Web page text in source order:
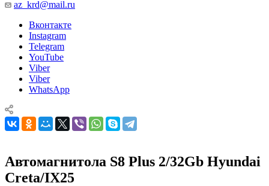
az_krd@mail.ru
Вконтакте
Instagram
Telegram
YouTube
Viber
Viber
WhatsApp
Автомагнитола S8 Plus 2/32Gb Hyundai
Creta/IX25